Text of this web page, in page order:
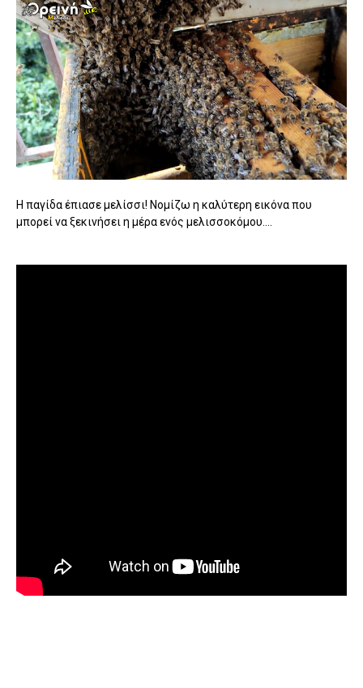
Η παγίδα έπιασε μελίσσι! Νομίζω η καλύτερη εικόνα που
μπορεί να ξεκινήσει η μέρα ενός μελισσοκόμου....